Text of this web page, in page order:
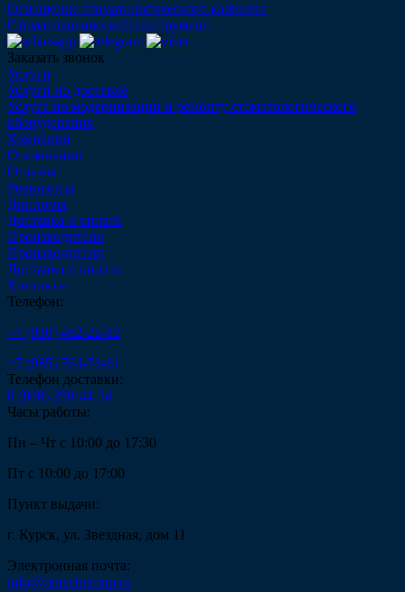
Оснащение стоматологического кабинета
Стоматологический инструмент
Заказать звонок
Услуги
Услуги по доставке
Услуга по модернизации и ремонту стоматологического
оборудования
Компания
О компании
Отзывы
Реквизиты
Дипломы
Доставка и оплата
Производители
Производители
Доставка и оплата
Контакты
Телефон:
+7 (910) 482-22-82
+7 (985) 764-74-61
Телефон доставки:
8 (800) 250-44-34
Часы работы:
Пн – Чт с 10:00 до 17:30
Пт с 10:00 до 17:00
Пункт выдачи:
г. Курск, ул. Звездная, дом 11
Электронная почта:
info@fintechgroup.ru